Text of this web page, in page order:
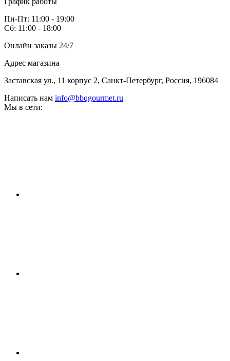
Пн-Пт: 11:00 - 19:00
Сб: 11:00 - 18:00
Онлайн заказы 24/7
Адрес магазина
Заставская ул., 11 корпус 2, Санкт-Петербург, Россия, 196084
Написать нам info@bbqgourmet.ru
Мы в сети: